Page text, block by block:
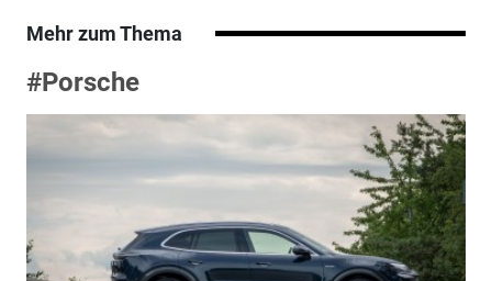
Mehr zum Thema
#Porsche